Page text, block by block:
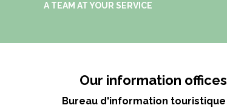
A TEAM AT YOUR SERVICE
Our information offices
Bureau d'information touristique